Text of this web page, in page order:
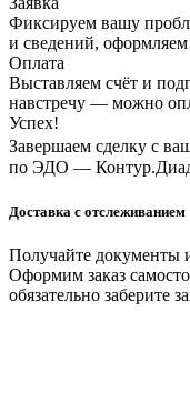
Фиксируем вашу
и сведений, оформляем
Оплата
Выставляем счёт и
навстречу — можно
Успех!
Завершаем сделку с
по ЭДО —
Доставка с отслеживанием
Получайте документы
Оформим заказ
обязательно заберите